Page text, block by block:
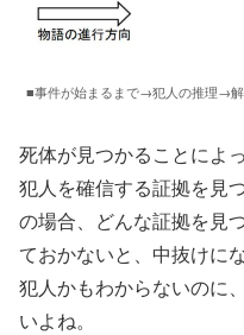
■事件が始まるまで→犯人の推理→
死体が見つかることによ
犯人を確信する証拠を見
の場合、どんな証拠を見
ておかないと、中抜けに
犯人かもわからないのに
いよね。